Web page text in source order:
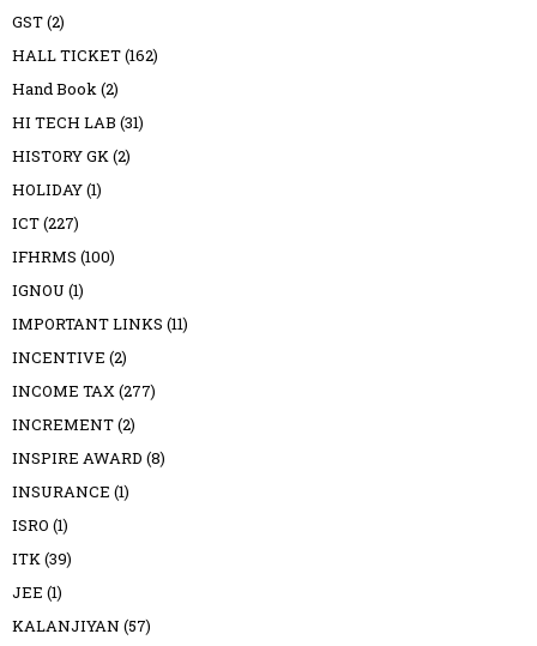
GST(2)
HALL TICKET(162)
Hand Book(2)
HI TECH LAB (31)
HISTORY GK(2)
HOLIDAY(1)
ICT(227)
IFHRMS (100)
IGNOU (1)
IMPORTANT LINKS (11)
INCENTIVE (2)
INCOME TAX(277)
INCREMENT(2)
INSPIRE AWARD (8)
INSURANCE (1)
ISRO (1)
ITK(39)
JEE (1)
KALANJIYAN (57)